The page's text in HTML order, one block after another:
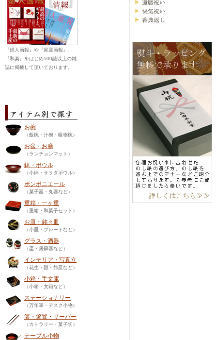
『婦人画報』や『家庭画報』、
『和楽』をはじめ500誌以上の雑
誌に掲載して頂いております。
お椀
（飯椀・汁椀・吸物椀）
お盆・お膳
（ランチョンマット）
鉢・ボウル
（小鉢・サラダボウル）
ボンボニエール
（菓子器・丸器など）
重箱・一ヶ重
（重箱・和菓子セット）
お皿・銘々皿
（小皿・プレートなど）
グラス・酒器
（盃・屠蘇器など）
インテリア・写真立
（花生・額・飾皿など）
小箱・手文庫
（小箱・文箱など）
ステーショナリー
（万年筆・デスク小物）
箸・箸置・サーバー
（カトラリー・菓子切）
テーブル小物